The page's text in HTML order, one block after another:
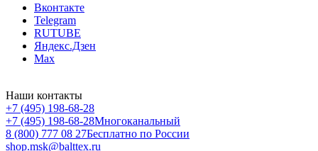
Вконтакте
Telegram
RUTUBE
Яндекс.Дзен
Max
Наши контакты
+7 (495) 198-68-28
+7 (495) 198-68-28Многоканальный
8 (800) 777 08 27Бесплатно по России
shop.msk@balttex.ru